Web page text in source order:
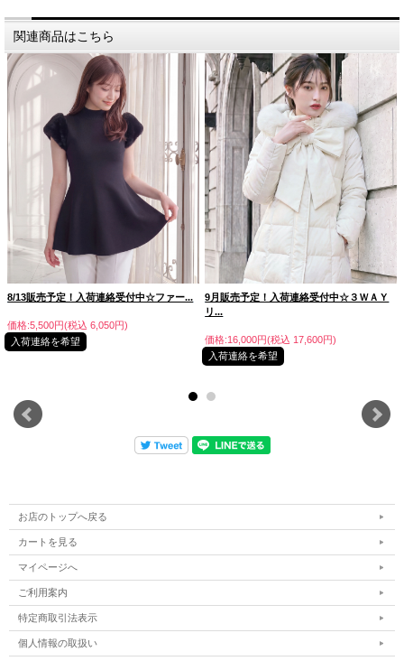
関連商品はこちら
8/13販売予定！入荷連絡受付中☆ファー...
価格:5,500円(税込 6,050円)
入荷連絡を希望
9月販売予定！入荷連絡受付中☆３ＷＡＹ
リ...
価格:16,000円(税込 17,600円)
入荷連絡を希望
お店のトップへ戻る
カートを見る
マイページへ
ご利用案内
特定商取引法表示
個人情報の取扱い